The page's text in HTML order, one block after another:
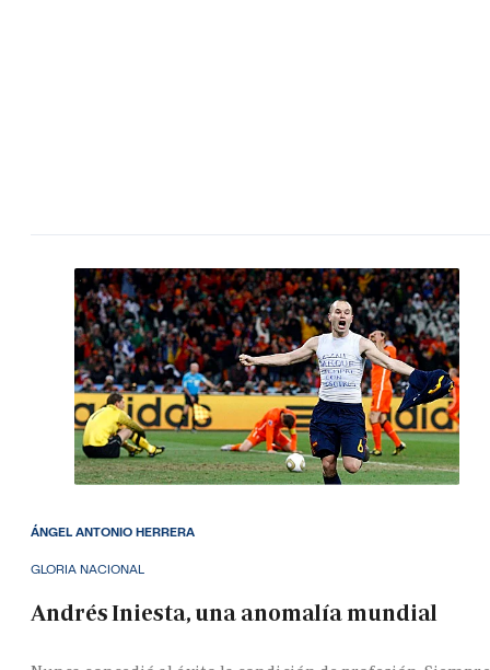
GLORIA NACIONAL
Andrés Iniesta, una anomalía mundial
ÁNGEL ANTONIO HERRERA